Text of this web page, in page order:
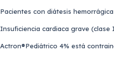
Pacientes con diátesis
Insuficiencia cardiaca grave (clase
Actron®Pediátrico 4% está